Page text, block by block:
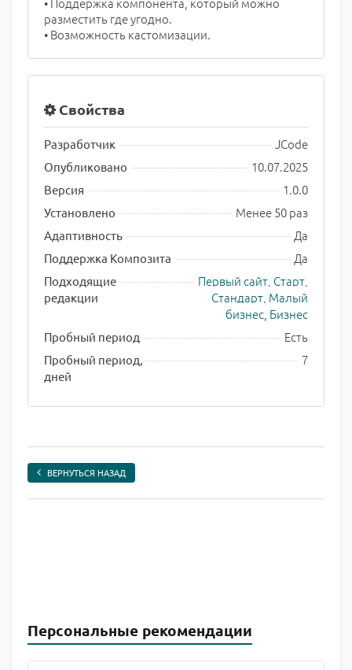
разместить где угодно.
• Возможность кастомизации.
Свойства
Разработчик JCode
Опубликовано 10.07.2025
Версия 1.0.0
Установлено Менее 50 раз
Адаптивность Да
Поддержка Композита Да
Подходящие
редакции
Первый сайт Старт
Стандарт Малый
бизнес Бизнес
Пробный период Есть
Пробный период,
дней
7
ВЕРНУТЬСЯ НАЗАД
Персональные рекомендации